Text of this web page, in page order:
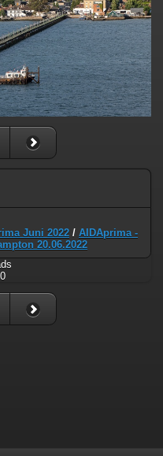
Juni 2022 / AIDAprima -
20.06.2022
0